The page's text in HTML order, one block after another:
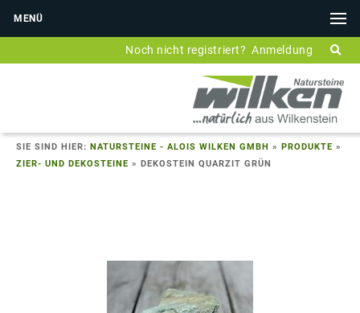
MENÜ
Anmeldung
Noch nicht registriert?
SIE SIND HIER: NATURSTEINE - ALOIS WILKEN GMBH » PRODUKTE »
ZIER- UND DEKOSTEINE » DEKOSTEIN QUARZIT GRÜN